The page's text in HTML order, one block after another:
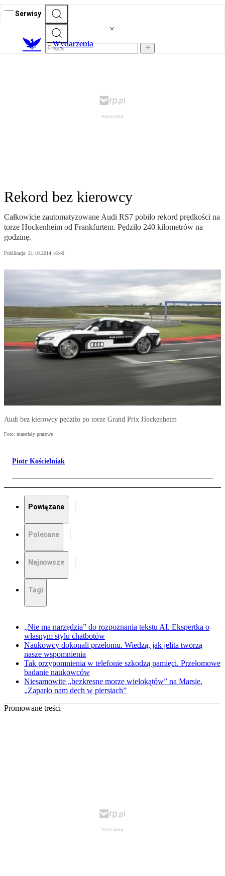
Serwisy
Wydarzenia
Rekord bez kierowcy
Całkowicie zautomatyzowane Audi RS7 pobiło rekord prędkości na
torze Hockenheim od Frankfurtem. Pędziło 240 kilometrów na
godzinę.
Publikacja: 21.10.2014 16:40
Audi bez kierowcy pędziło po torze Grand Prix Hockenheim
Foto: materiały prasowe
Piotr Kościelniak
Powiązane
Polecane
Najnowsze
Tagi
„Nie ma narzędzia” do rozpoznania tekstu AI. Ekspertka o
własnym stylu chatbotów
Naukowcy dokonali przełomu. Wiedzą, jak jelita tworzą
nasze wspomnienia
Tak przypomnienia w telefonie szkodzą pamięci. Przełomowe
badanie naukowców
Niesamowite „bezkresne morze wielokątów” na Marsie.
„Zaparło nam dech w piersiach”
Promowane treści